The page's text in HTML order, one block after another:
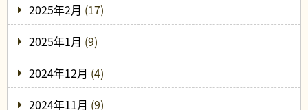
2025年2月 (17)
2025年1月 (9)
2024年12月 (4)
2024年11月 (9)